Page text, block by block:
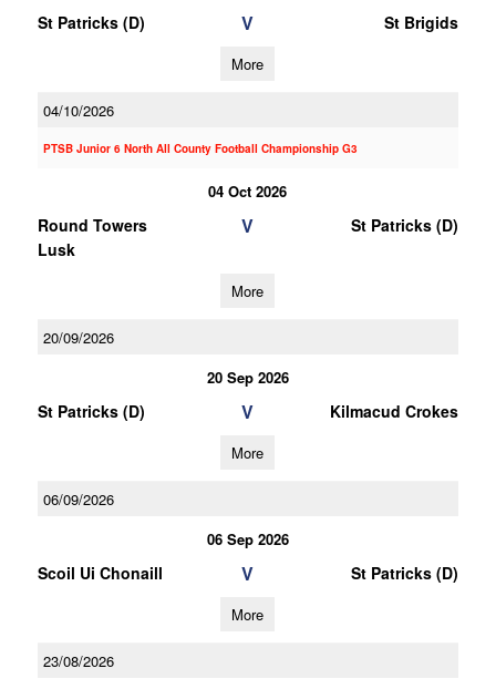
St Patricks (D) V St Brigids
More
04/10/2026
PTSB Junior 6 North All County Football Championship G3
04 Oct 2026
Round Towers
Lusk
V St Patricks (D)
More
20/09/2026
20 Sep 2026
St Patricks (D) V Kilmacud Crokes
More
06/09/2026
06 Sep 2026
Scoil Ui Chonaill V St Patricks (D)
More
23/08/2026